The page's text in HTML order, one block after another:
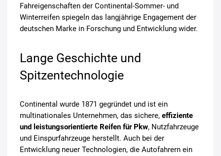
Fahreigenschaften der Continental-Sommer- und
Winterreifen spiegeln das langjährige Engagement der
deutschen Marke in Forschung und Entwicklung wider.
Lange Geschichte und
Spitzentechnologie
Continental wurde 1871 gegründet und ist ein
multinationales Unternehmen, das sichere, effiziente
und leistungsorientierte Reifen für Pkw, Nutzfahrzeuge
und Einspurfahrzeuge herstellt. Auch bei der
Entwicklung neuer Technologien, die Autofahrern ein